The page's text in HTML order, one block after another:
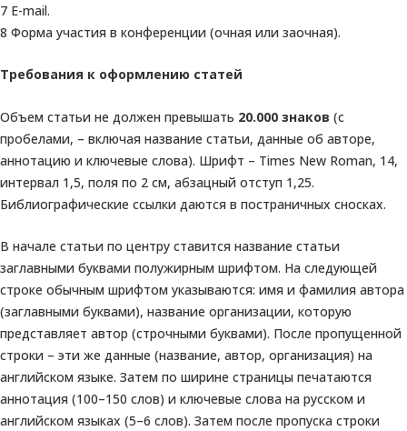
7 E-mail.
8 Форма участия в конференции (очная или заочная).
Требования к оформлению статей
Объем статьи не должен превышать 20.000 знаков (с
пробелами, – включая название статьи, данные об авторе,
аннотацию и ключевые слова). Шрифт – Times New Roman, 14,
интервал 1,5, поля по 2 см, абзацный отступ 1,25.
Библиографические ссылки даются в постраничных сносках.
В начале статьи по центру ставится название статьи
заглавными буквами полужирным шрифтом. На следующей
строке обычным шрифтом указываются: имя и фамилия автора
(заглавными буквами), название организации, которую
представляет автор (строчными буквами). После пропущенной
строки – эти же данные (название, автор, организация) на
английском языке. Затем по ширине страницы печатаются
аннотация (100–150 слов) и ключевые слова на русском и
английском языках (5–6 слов). Затем после пропуска строки